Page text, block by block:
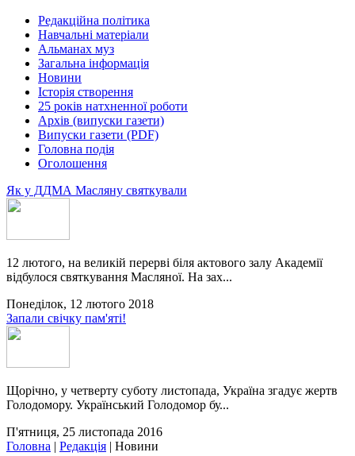
Редакційна політика
Навчальні матеріали
Альманах муз
Загальна інформація
Новини
Історія створення
25 років натхненної роботи
Архів (випуски газети)
Випуски газети (PDF)
Головна подія
Оголошення
Як у ДДМА Масляну святкували
12 лютого, на великій перерві біля актового залу Академії
відбулося святкування Масляної. На зах...
Понеділок, 12 лютого 2018
Запали свічку пам'яті!
Щорічно, у четверту суботу листопада, Україна згадує жертв
Голодомору. Український Голодомор бу...
П'ятниця, 25 листопада 2016
Головна | Редакція | Новини